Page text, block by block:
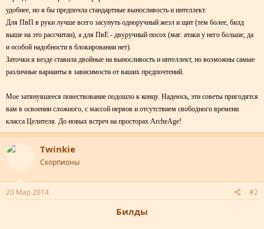
удобнее, но я бы предпочла стандартные выносливость и интеллект.
Для ПвП в руки лучше всего засунуть одноручный жезл и щит (тем более, билд
выше на это рассчитан), а для ПвЕ - двуручный посох (маг. атаки у него больше, да
и особой надобности в блокировании нет).
Заточки я везде ставила двойные на выносливость и интеллект, но возможны самые
различные варианты в зависимости от ваших предпочтений.
Мое затянувшееся повествование подошло к концу. Надеюсь, эти советы пригодятся
вам в освоении сложного, с массой нервов и отсутствием свободного времени
класса Целителя. До новых встреч на просторах ArcheAge!
Twinkie
Скорпионы
20 Мар 2014 #2
Билды